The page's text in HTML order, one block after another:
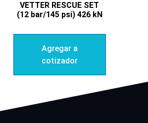
VETTER RESCUE SET
(12 bar/145 psi) 426 kN
Agregar a
cotizador